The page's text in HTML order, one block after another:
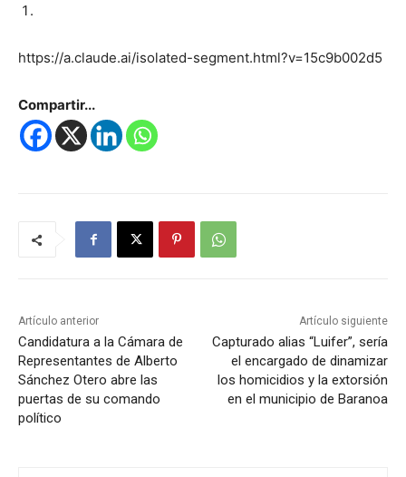
https://a.claude.ai/isolated-segment.html?v=15c9b002d5
Compartir...
Artículo anterior
Candidatura a la Cámara de
Representantes de Alberto
Sánchez Otero abre las
puertas de su comando
político
Artículo siguiente
Capturado alias “Luifer”, sería
el encargado de dinamizar
los homicidios y la extorsión
en el municipio de Baranoa